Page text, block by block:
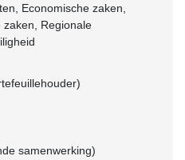
Economische zaken,
zaken, Regionale
samenwerking)